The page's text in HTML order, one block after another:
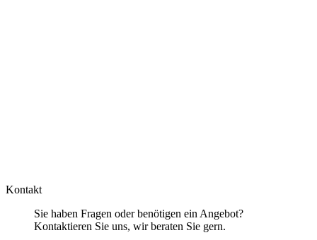
Kontakt
Sie haben Fragen oder benötigen ein Angebot?
Kontaktieren Sie uns, wir beraten Sie gern.